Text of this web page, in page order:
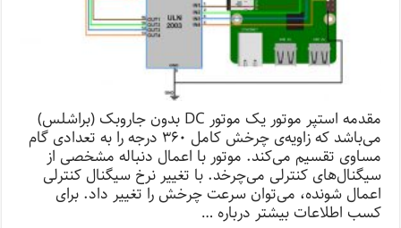
مقدمه استپر موتور یک موتور DC بدون جاروبک (براشلس)
می‌باشد که زاویه‌ی چرخش کامل ۳۶۰ درجه را به تعدادی گام
مساوی تقسیم می‌کند. موتور با اعمال دنباله مشخصی از
سیگنال‌های کنترلی می‌چرخد. با تغییر نرخ سیگنال کنترلی
اعمال شونده، می‌توان سرعت چرخش را تغییر داد. برای
کسب اطلاعات بیشتر درباره …